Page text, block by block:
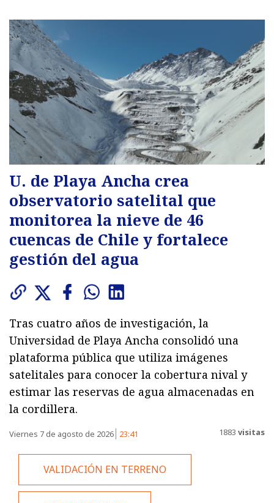
U. de Playa Ancha crea
observatorio satelital que
monitorea la nieve de 46
cuencas de Chile y fortalece
gestión del agua
Tras cuatro años de investigación, la
Universidad de Playa Ancha consolidó una
plataforma pública que utiliza imágenes
satelitales para conocer la cobertura nival y
estimar las reservas de agua almacenadas en
la cordillera.
Viernes 7 de agosto de 2026 23:41 1883 visitas
VALIDACIÓN EN TERRENO